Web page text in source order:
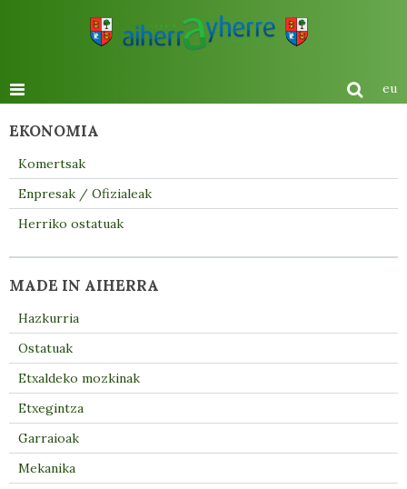
eu
EKONOMIA
Komertsak
Enpresak / Ofizialeak
Herriko ostatuak
MADE IN AIHERRA
Hazkurria
Ostatuak
Etxaldeko mozkinak
Etxegintza
Garraioak
Mekanika